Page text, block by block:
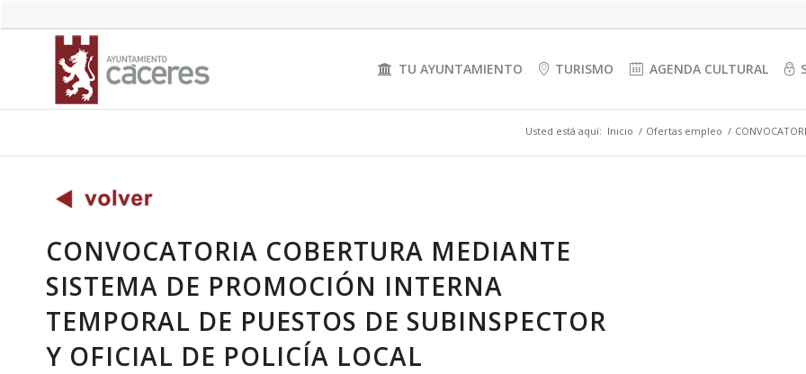
TU AYUNTAMIENTO TURISMO AGENDA CULTURAL
Usted está aquí: Inicio / Ofertas empleo /
CONVOCATORIA COBERTURA MEDIANTE
SISTEMA DE PROMOCIÓN INTERNA
TEMPORAL DE PUESTOS DE SUBINSPECTOR
Y OFICIAL DE POLICÍA LOCAL